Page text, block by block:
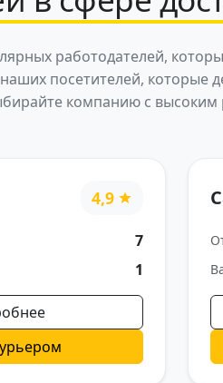
работодателей,
посетителей, которые
компанию с
4,9
7
1